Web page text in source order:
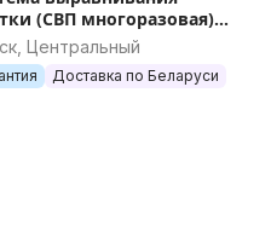
(СВП многоразовая)
50шт арт.0961
Центральный
Доставка по Беларуси